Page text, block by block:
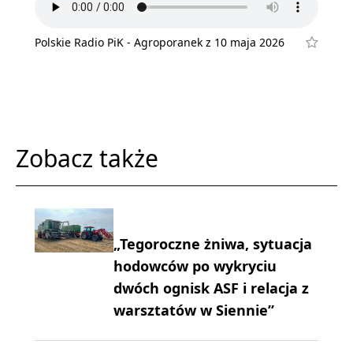
Polskie Radio PiK - Agroporanek z 10 maja 2026
Zobacz także
„Tegoroczne żniwa, sytuacja
hodowców po wykryciu
dwóch ognisk ASF i relacja z
warsztatów w Siennie”